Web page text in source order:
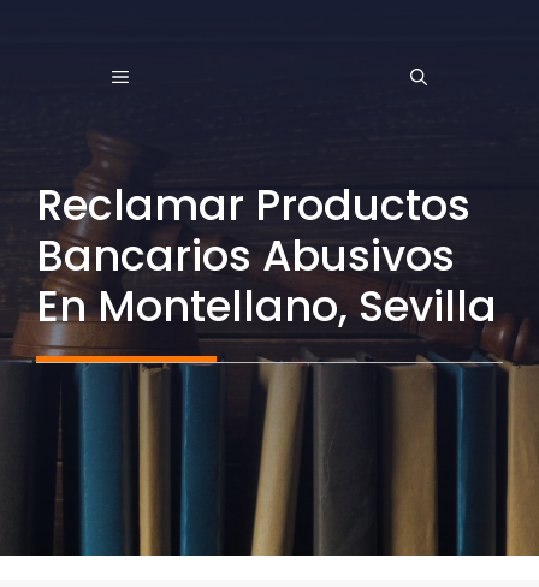
MENÚ
Reclamar Productos
Bancarios Abusivos
En Montellano, Sevilla